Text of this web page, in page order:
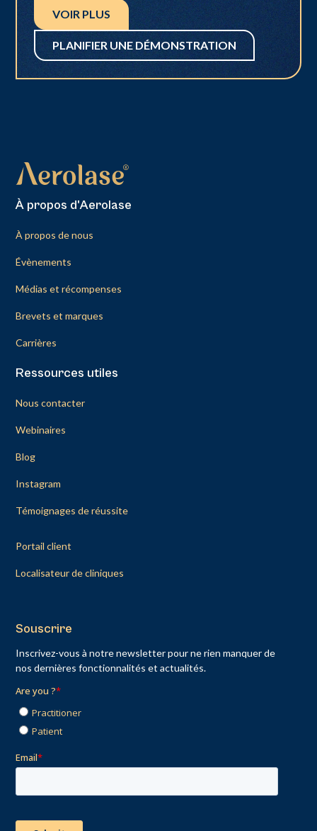
VOIR PLUS
PLANIFIER UNE DÉMONSTRATION
À propos d'Aerolase
À propos de nous
Évènements
Médias et récompenses
Brevets et marques
Carrières
Ressources utiles
Nous contacter
Webinaires
Blog
Instagram
Témoignages de réussite
Portail client
Localisateur de cliniques
Souscrire
Inscrivez-vous à notre newsletter pour ne rien manquer de
nos dernières fonctionnalités et actualités.